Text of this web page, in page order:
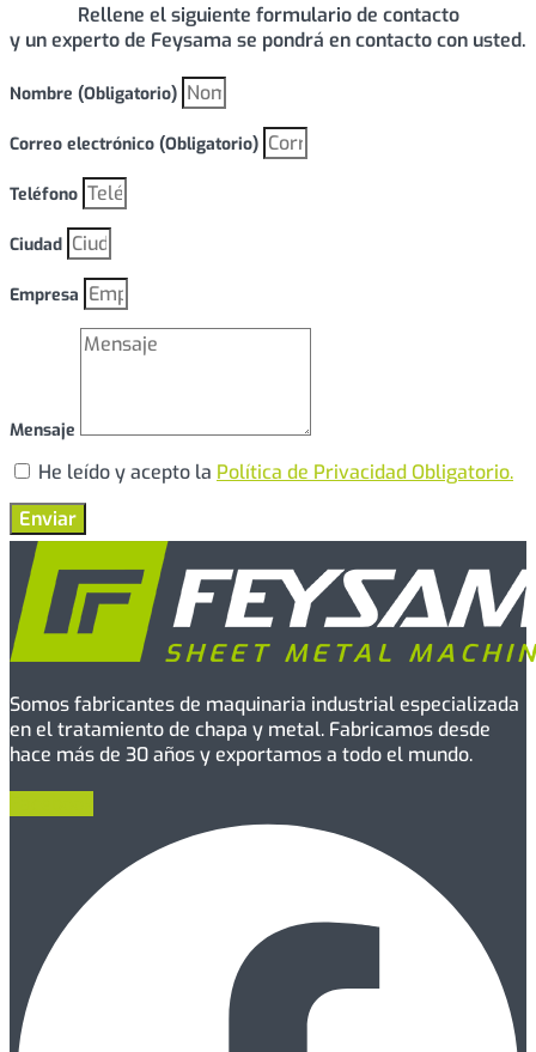
Rellene el siguiente formulario de contacto
y un experto de Feysama se pondrá en contacto con usted.
Nombre (Obligatorio)
Correo electrónico (Obligatorio)
Teléfono
Ciudad
Empresa
Mensaje
He leído y acepto la Política de Privacidad Obligatorio.
Enviar
Somos fabricantes de maquinaria industrial especializada
en el tratamiento de chapa y metal. Fabricamos desde
hace más de 30 años y exportamos a todo el mundo.